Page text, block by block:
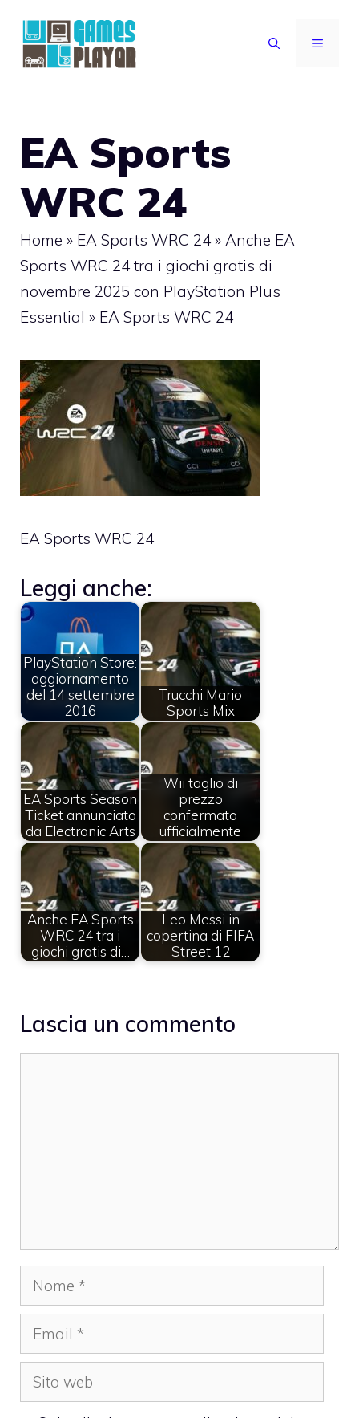
contenuto
MENU
EA Sports
WRC 24
Home » EA Sports WRC 24 » Anche EA
Sports WRC 24 tra i giochi gratis di
novembre 2025 con PlayStation Plus
Essential » EA Sports WRC 24
EA Sports WRC 24
Leggi anche:
PlayStation Store:
aggiornamento
del 14 settembre
2016
Trucchi Mario
Sports Mix
EA Sports Season
Ticket annunciato
da Electronic Arts
Wii taglio di
prezzo
confermato
ufficialmente
Anche EA Sports
WRC 24 tra i
giochi gratis di…
Leo Messi in
copertina di FIFA
Street 12
Lascia un commento
Nome
Email
Sito
web